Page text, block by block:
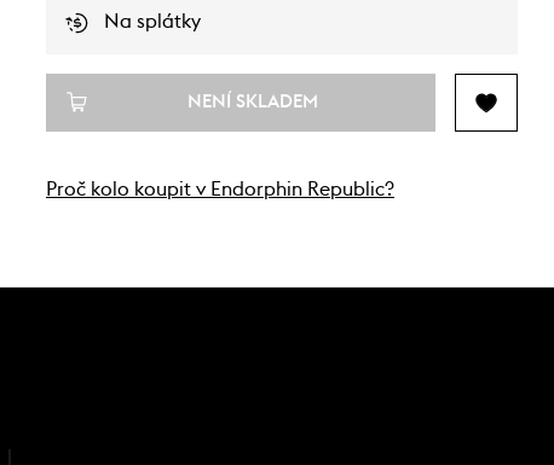
Na splátky
NENÍ SKLADEM
Proč kolo koupit v Endorphin Republic?